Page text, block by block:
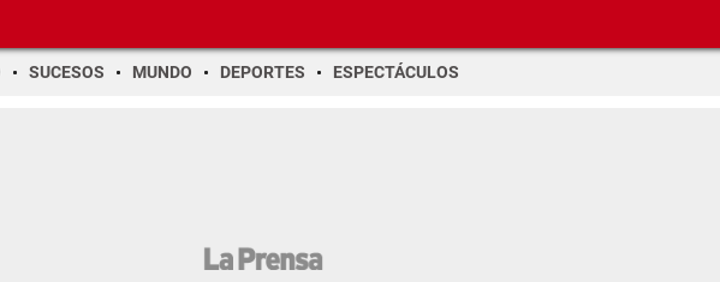
SUCESOS MUNDO DEPORTES ESPECTÁCULOS